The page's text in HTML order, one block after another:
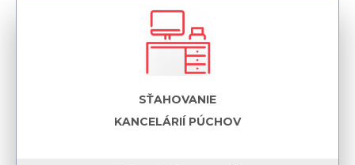
SŤAHOVANIE
KANCELÁRIÍ PÚCHOV